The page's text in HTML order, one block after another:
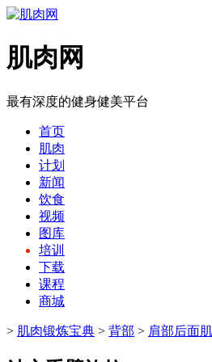
肌肉网
最有深度的健身健美平台
首页
肌肉
计划
新闻
饮食
视频
图库
培训
下载
课程
商城
> 肌肉锻炼宝典 > 背部 > 肩部后面